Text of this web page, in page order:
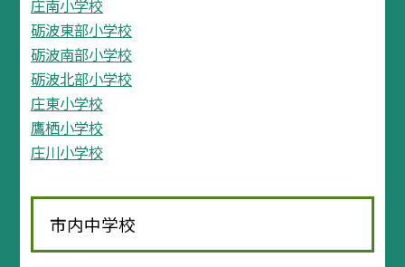
庄南小学校
砺波東部小学校
砺波南部小学校
砺波北部小学校
庄東小学校
鷹栖小学校
庄川小学校
市内中学校